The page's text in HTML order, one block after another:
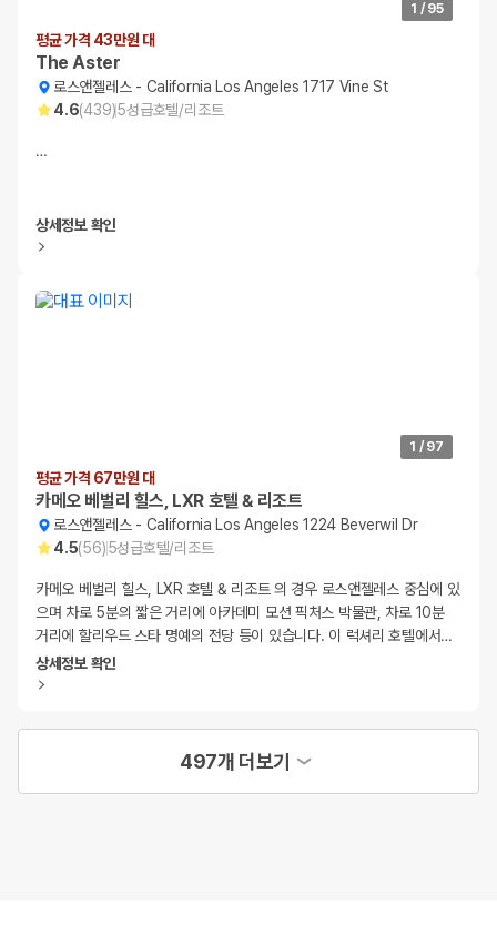
1 / 95
평균 가격 43만원 대
The Aster
로스앤젤레스- California Los Angeles 1717 Vine St
4.6(439)5성급호텔/리조트
…
상세정보 확인
1 / 97
평균 가격 67만원 대
카메오 베벌리 힐스, LXR 호텔 & 리조트
로스앤젤레스- California Los Angeles 1224 Beverwil Dr
4.5(56)5성급호텔/리조트
카메오 베벌리 힐스, LXR 호텔 & 리조트 의 경우 로스앤젤레스 중심에 있
으며 차로 5분의 짧은 거리에 아카데미 모션 픽처스 박물관, 차로 10분
거리에 할리우드 스타 명예의 전당 등이 있습니다. 이 럭셔리 호텔에서…
상세정보 확인
497개 더보기